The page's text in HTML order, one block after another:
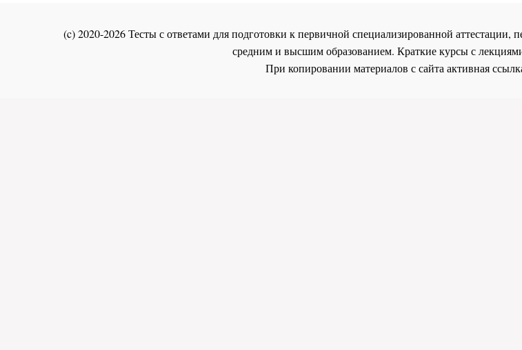
(c) 2020-2026 Тесты с ответами для подготовки к первичной специализированной
средним и высшим образованием. Краткие курсы с
При копировании материалов с сайта активная